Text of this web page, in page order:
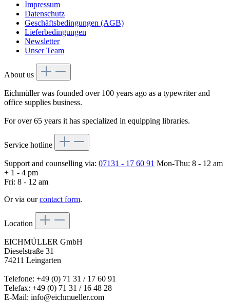
Impressum
Datenschutz
Geschäftsbedingungen (AGB)
Lieferbedingungen
Newsletter
Unser Team
About us
Eichmüller was founded over 100 years ago as a typewriter and
office supplies business.
For over 65 years it has specialized in equipping libraries.
Service hotline
Support and counselling via: 07131 - 17 60 91 Mon-Thu: 8 - 12 am
+ 1 - 4 pm
Fri: 8 - 12 am
Or via ourcontact form.
Location
EICHMÜLLER GmbH
Dieselstraße 31
74211 Leingarten
Telefone: +49 (0) 71 31 / 17 60 91
Telefax: +49 (0) 71 31 / 16 48 28
E-Mail: info@eichmueller.com